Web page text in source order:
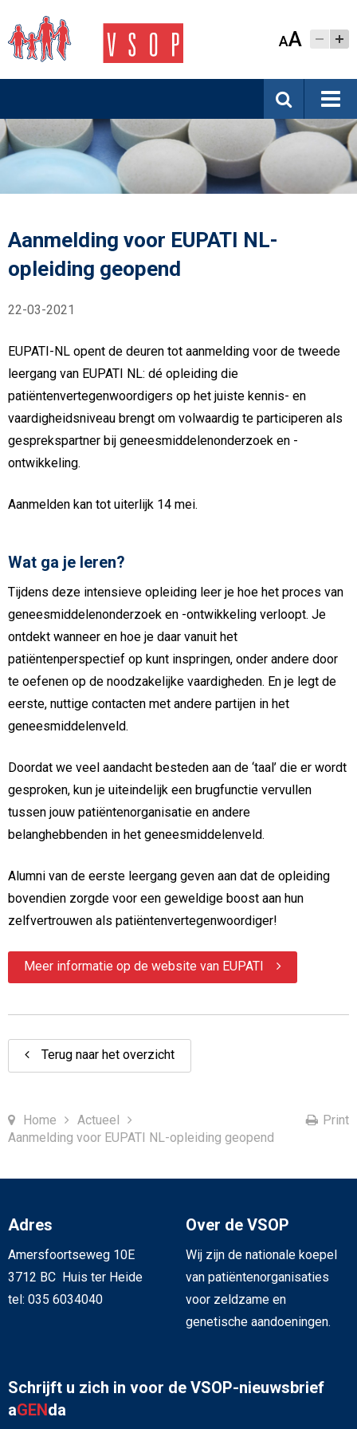
AA
Aanmelding voor EUPATI NL-
opleiding geopend
22-03-2021
EUPATI-NL opent de deuren tot aanmelding voor de tweede
leergang van EUPATI NL: dé opleiding die
patiëntenvertegenwoordigers op het juiste kennis- en
vaardigheidsniveau brengt om volwaardig te participeren als
gesprekspartner bij geneesmiddelenonderzoek en -
ontwikkeling.
Aanmelden kan tot uiterlijk 14 mei.
Wat ga je leren?
Tijdens deze intensieve opleiding leer je hoe het proces van
geneesmiddelenonderzoek en -ontwikkeling verloopt. Je
ontdekt wanneer en hoe je daar vanuit het
patiëntenperspectief op kunt inspringen, onder andere door
te oefenen op de noodzakelijke vaardigheden. En je legt de
eerste, nuttige contacten met andere partijen in het
geneesmiddelenveld.
Doordat we veel aandacht besteden aan de ‘taal’ die er wordt
gesproken, kun je uiteindelijk een brugfunctie vervullen
tussen jouw patiëntenorganisatie en andere
belanghebbenden in het geneesmiddelenveld.
Alumni van de eerste leergang geven aan dat de opleiding
bovendien zorgde voor een geweldige boost aan hun
zelfvertrouwen als patiëntenvertegenwoordiger!
Meer informatie op de website van EUPATI
Terug naar het overzicht
Home
Actueel
Aanmelding voor EUPATI NL-opleiding geopend
Print
Adres
Amersfoortseweg 10E
3712 BC Huis ter Heide
tel: 035 6034040
Over de VSOP
Wij zijn de nationale koepel
van patiëntenorganisaties
voor zeldzame en
genetische aandoeningen.
Schrijft u zich in voor de VSOP-nieuwsbrief
aGENda